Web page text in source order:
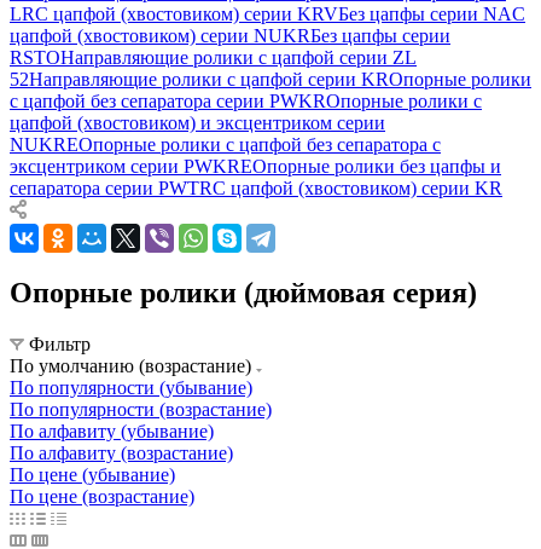
LRС цапфой (хвостовиком) серии KRVБез цапфы серии NAС
цапфой (хвостовиком) серии NUKRБез цапфы серии
RSTOНаправляющие ролики с цапфой серии ZL
52Направляющие ролики с цапфой серии KRОпорные ролики
с цапфой без сепаратора серии PWKRОпорные ролики с
цапфой (хвостовиком) и эксцентриком серии
NUKREОпорные ролики с цапфой без сепаратора c
эксцентриком серии PWKREОпорные ролики без цапфы и
сепаратора серии PWTRС цапфой (хвостовиком) серии KR
Опорные ролики (дюймовая серия)
Фильтр
По умолчанию (возрастание)
По популярности (убывание)
По популярности (возрастание)
По алфавиту (убывание)
По алфавиту (возрастание)
По цене (убывание)
По цене (возрастание)